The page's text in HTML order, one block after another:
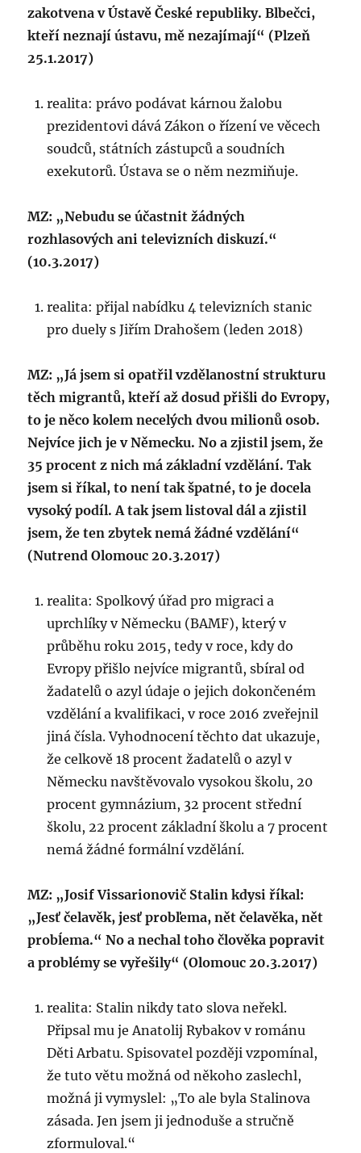
zakotvena v Ústavě České republiky. Blbečci,
kteří neznají ústavu, mě nezajímají“ (Plzeň
25.1.2017)
realita: právo podávat kárnou žalobu
prezidentovi dává Zákon o řízení ve věcech
soudců, státních zástupců a soudních
exekutorů. Ústava se o něm nezmiňuje.
MZ: „Nebudu se účastnit žádných
rozhlasových ani televizních diskuzí.“
(10.3.2017)
realita: přijal nabídku 4 televizních stanic
pro duely s Jiřím Drahošem (leden 2018)
MZ: „Já jsem si opatřil vzdělanostní strukturu
těch migrantů, kteří až dosud přišli do Evropy,
to je něco kolem necelých dvou milionů osob.
Nejvíce jich je v Německu. No a zjistil jsem, že
35 procent z nich má základní vzdělání. Tak
jsem si říkal, to není tak špatné, to je docela
vysoký podíl. A tak jsem listoval dál a zjistil
jsem, že ten zbytek nemá žádné vzdělání“
(Nutrend Olomouc 20.3.2017)
realita: Spolkový úřad pro migraci a
uprchlíky v Německu (BAMF), který v
průběhu roku 2015, tedy v roce, kdy do
Evropy přišlo nejvíce migrantů, sbíral od
žadatelů o azyl údaje o jejich dokončeném
vzdělání a kvalifikaci, v roce 2016 zveřejnil
jiná čísla. Vyhodnocení těchto dat ukazuje,
že celkově 18 procent žadatelů o azyl v
Německu navštěvovalo vysokou školu, 20
procent gymnázium, 32 procent střední
školu, 22 procent základní školu a 7 procent
nemá žádné formální vzdělání.
MZ: „Josif Vissarionovič Stalin kdysi říkal:
„Jesť čelavěk, jesť probľema, nět čelavěka, nět
probĺema.“ No a nechal toho člověka popravit
a problémy se vyřešily“ (Olomouc 20.3.2017)
realita: Stalin nikdy tato slova neřekl.
Připsal mu je Anatolij Rybakov v románu
Děti Arbatu. Spisovatel později vzpomínal,
že tuto větu možná od někoho zaslechl,
možná ji vymyslel: „To ale byla Stalinova
zásada. Jen jsem ji jednoduše a stručně
zformuloval.“